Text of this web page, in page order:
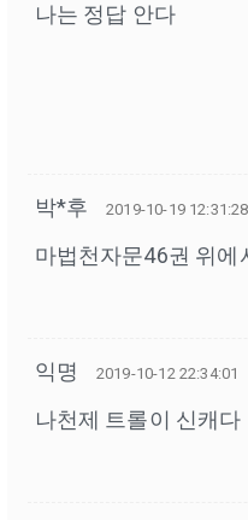
나는 정답 안다
박*후 2019-10-19 12:31:28
마법천
익명 2019-10-12 22:34:01
나천제 트롤이 신캐다